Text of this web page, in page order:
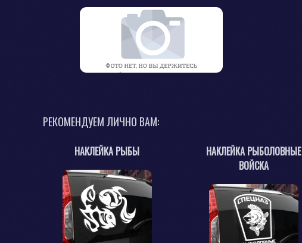
РЕКОМЕНДУЕМ ЛИЧНО ВАМ:
НАКЛЕЙКА РЫБЫ
НАКЛЕЙКА РЫБОЛОВНЫЕ
ВОЙСКА